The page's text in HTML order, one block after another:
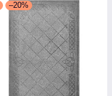
–20%